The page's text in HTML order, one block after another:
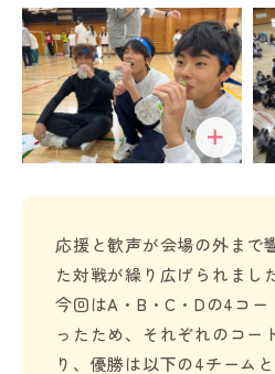
応援と歓声が会場の外まで
た対戦が繰り広げられました
今回はA・B・C・Dの4コ
ったため、それぞれのコー
り、優勝は以下の4チーム